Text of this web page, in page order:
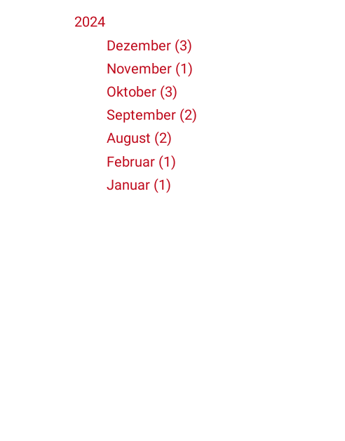
2024
Dezember (3)
November (1)
Oktober (3)
September (2)
August (2)
Februar (1)
Januar (1)